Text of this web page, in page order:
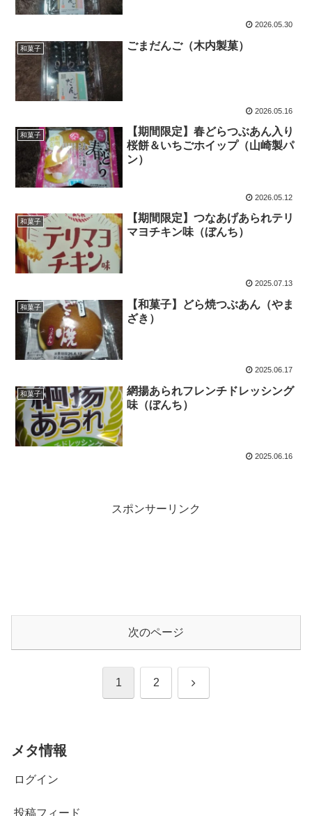
2026.05.30
和菓子 ごまだんご（木内製菓）
2026.05.16
和菓子
【期間限定】春どらつぶあん入り
桜餅＆いちごホイップ（山崎製パ
ン）
2026.05.12
和菓子
【期間限定】つなあげあられテリ
マヨチキン味（ぼんち）
2025.07.13
和菓子
【和菓子】どら焼つぶあん（やま
ざき）
2025.06.17
和菓子
網揚あられフレンチドレッシング
味（ぼんち）
2025.06.16
スポンサーリンク
次のページ
1 2 次
メタ情報
ログイン
投稿フィード